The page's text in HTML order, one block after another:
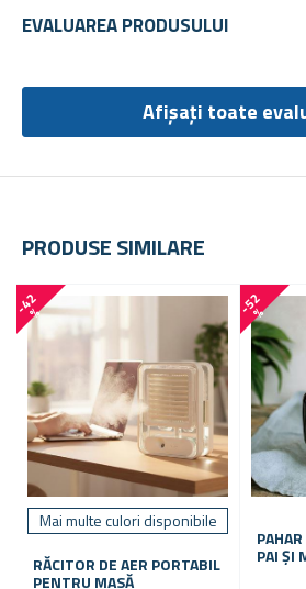
PRODUSE SIMILARE
-
4
2
%
Mai multe culori disponibile
RĂCITOR DE AER PORTABIL
PENTRU MASĂ
-
5
2
%
PAI ȘI
EVALUAREA PRODUSULUI
Afișați toate